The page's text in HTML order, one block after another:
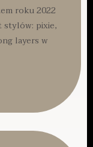
roku 2022
stylów: pixie,
layers w